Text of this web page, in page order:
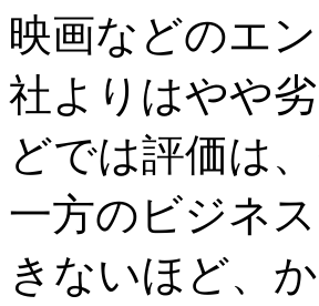
映画などのエ
社よりはやや
どでは評価は
一方のビジネ
きないほど、